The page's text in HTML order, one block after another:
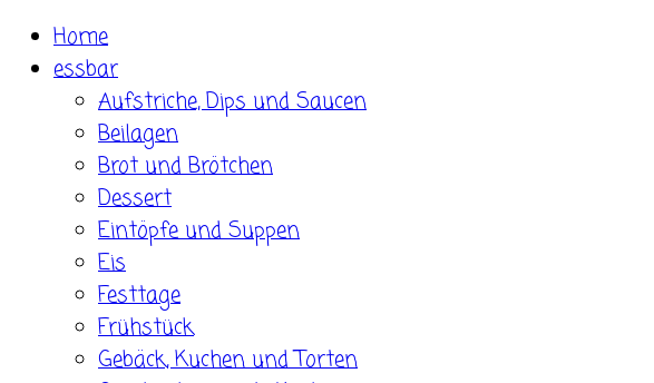
Skip
content
Home
essbar
Aufstriche, Dips und Saucen
Beilagen
Brot und Brötchen
Dessert
Eintöpfe und Suppen
Eis
Festtage
Frühstück
Gebäck, Kuchen und Torten